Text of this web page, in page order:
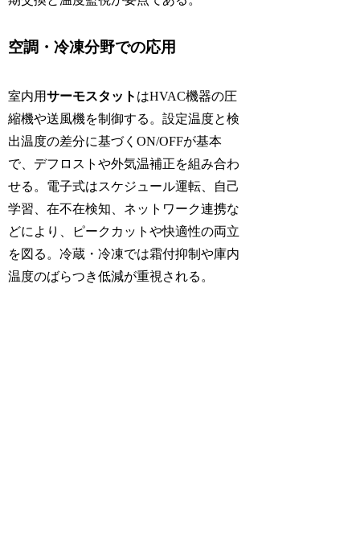
空調・冷凍分野での応用
室内用サーモスタット はHVAC機器の圧
縮機や送風機を制御する。設定温度と検
出温度の差分に基づくON/OFFが基本
で、デフロストや外気温補正を組み合わ
せる。電子式はスケジュール運転、自己
学習、在不在検知、ネットワーク連携な
どにより、ピークカットや快適性の両立
を図る。冷蔵・冷凍では霜付抑制や庫内
温度のばらつき低減が重視される。